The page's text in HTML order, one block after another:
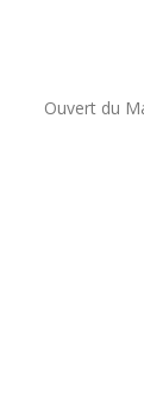
Ouvert du